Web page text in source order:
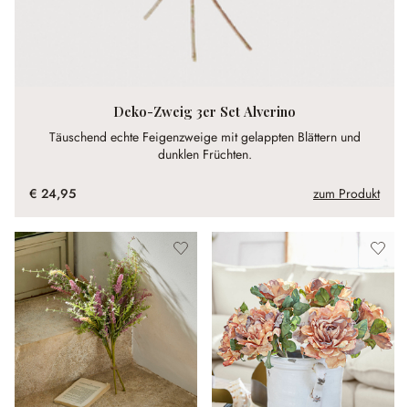
Deko-Zweig 3er Set Alverino
Täuschend echte Feigenzweige mit gelappten Blättern und
dunklen Früchten.
€ 24,95 zum Produkt